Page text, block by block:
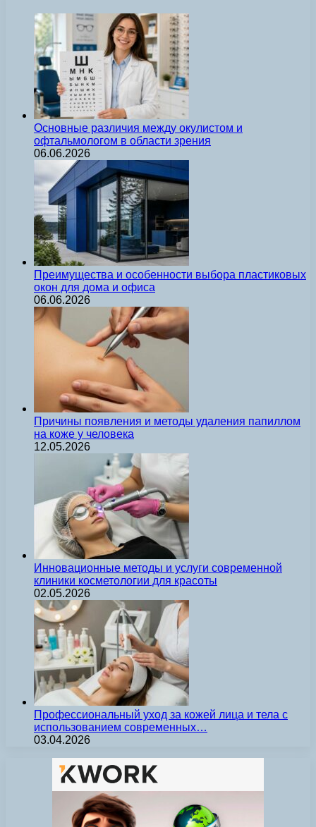
Основные различия между окулистом и
офтальмологом в области зрения
06.06.2026
Преимущества и особенности выбора пластиковых
окон для дома и офиса
06.06.2026
Причины появления и методы удаления папиллом
на коже у человека
12.05.2026
Инновационные методы и услуги современной
клиники косметологии для красоты
02.05.2026
Профессиональный уход за кожей лица и тела с
использованием современных…
03.04.2026